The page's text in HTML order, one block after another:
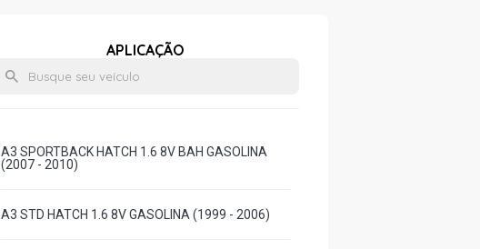
APLICAÇÃO
A3 SPORTBACK HATCH 1.6 8V BAH GASOLINA
(2007 - 2010)
A3 STD HATCH 1.6 8V GASOLINA (1999 - 2006)